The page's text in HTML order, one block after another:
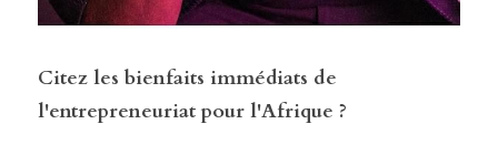
Citez les bienfaits immédiats de
l'entrepreneuriat pour l'Afrique ?